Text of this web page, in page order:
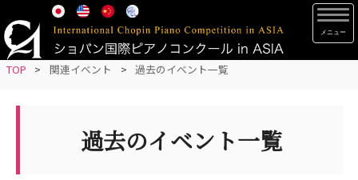
k
pTOP > 関連イベント > 過去のイベント一覧
過去のイベント一覧